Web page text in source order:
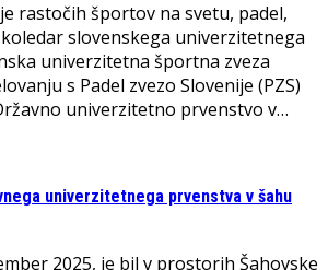
rastočih športov na svetu, padel,
slovenskega univerzitetnega
univerzitetna športna zveza
s Padel zvezo Slovenije (PZS)
univerzitetno prvenstvo v…
univerzitetnega prvenstva v šahu
2025, je bil v prostorih Šahovske